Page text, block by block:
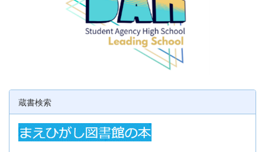
蔵書検索